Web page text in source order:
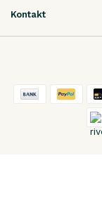
Kontakt